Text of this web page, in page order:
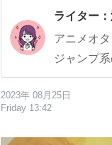
ライター：
アニメオ
ジャンプ
2023年 08月25日
Friday 13:42